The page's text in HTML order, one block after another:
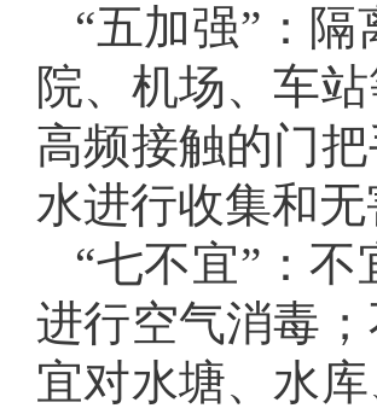
“五加强”：
院、机场、车
高频接触的门
水进行收集和
“七不宜”：
进行空气消毒
宜对水塘、水